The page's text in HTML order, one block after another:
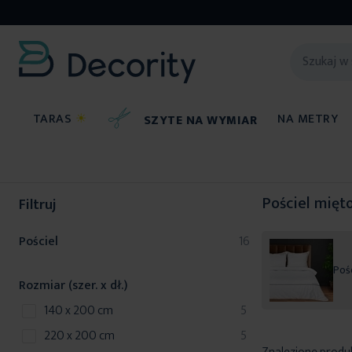
TARAS ☀ SZYTE NA WYMIAR NA METRY
Pościel
Filtruj
Pościel 16
produkty
Rozmiar (szer. x dł.)
140 x 200 cm
5
produkty
220 x 200 cm
5
produkty